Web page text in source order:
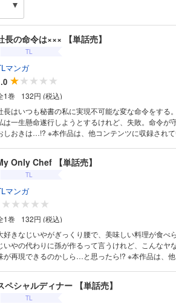
長の命令は××× 【単話売】
TL
マンガ
1巻
132円 (税込)
長はいつも秘書の私に実現不可能な変な命令をする
は一生懸命遂行しようとするけれど、失敗。命令が
は…!? ※本作品は、他コンテンツに収録されている場合がござい
Only Chef 【単話売】
TL
マンガ
1巻
132円 (税込)
好きなじいやがぎっくり腰で、美味しい料理が食べ
いやの代わりに孫が作るって言うけれど、こんなヤ
再現できるのかしら…と思ったら!? ※本作品は、他コンテンツに収録
ペシャルディナー 【単話売】
TL